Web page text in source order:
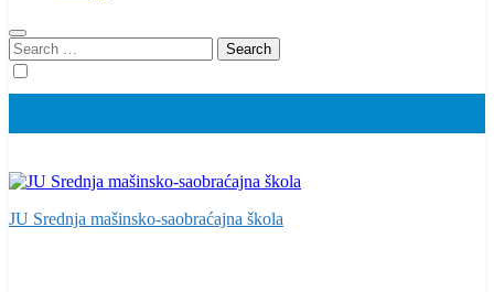
Search
for:
JU Srednja mašinsko-saobraćajna škola